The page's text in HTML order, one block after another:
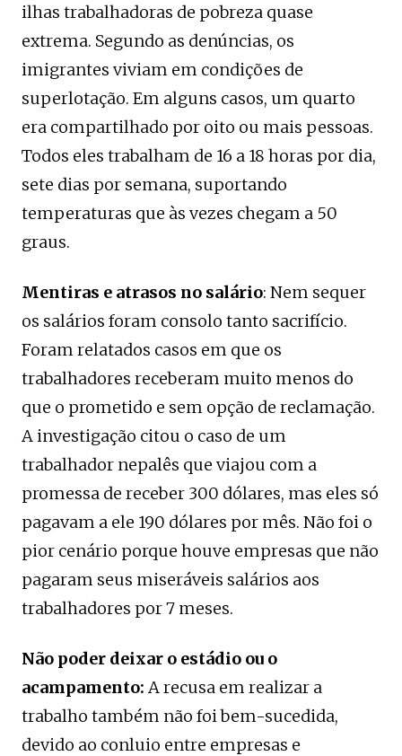
ilhas trabalhadoras de pobreza quase
extrema. Segundo as denúncias, os
imigrantes viviam em condições de
superlotação. Em alguns casos, um quarto
era compartilhado por oito ou mais pessoas.
Todos eles trabalham de 16 a 18 horas por dia,
sete dias por semana, suportando
temperaturas que às vezes chegam a 50
graus.
Mentiras e atrasos no salário: Nem sequer
os salários foram consolo tanto sacrifício.
Foram relatados casos em que os
trabalhadores receberam muito menos do
que o prometido e sem opção de reclamação.
A investigação citou o caso de um
trabalhador nepalês que viajou com a
promessa de receber 300 dólares, mas eles só
pagavam a ele 190 dólares por mês. Não foi o
pior cenário porque houve empresas que não
pagaram seus miseráveis ​​salários aos
trabalhadores por 7 meses.
Não poder deixar o estádio ou o
acampamento: A recusa em realizar a
trabalho também não foi bem-sucedida,
devido ao conluio entre empresas e